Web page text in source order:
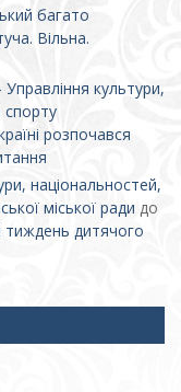
багато
Вільна.
культури,
спорту
розпочався
національностей,
міської ради до
тиждень дитячого